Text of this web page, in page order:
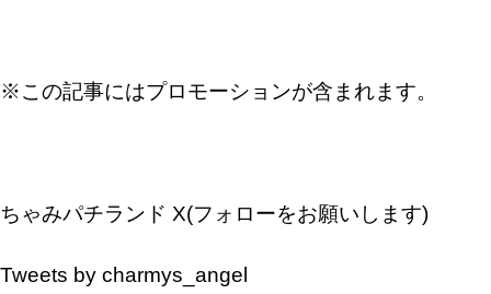
※この記事にはプロモーションが含まれます。
ちゃみパチランド X(フォローをお願いします)
Tweets by charmys_angel